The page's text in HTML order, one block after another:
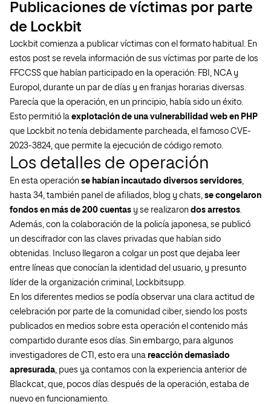
Publicaciones de víctimas por parte
de Lockbit
Lockbit comienza a publicar víctimas con el formato habitual. En
estos post se revela información de sus víctimas por parte de los
FFCCSS que habían participado en la operación: FBI, NCA y
Europol, durante un par de días y en franjas horarias diversas.
Parecía que la operación, en un principio, había sido un éxito.
Esto permitió la explotación de una vulnerabilidad web en PHP
que Lockbit no tenía debidamente parcheada, el famoso CVE-
2023-3824, que permite la ejecución de código remoto.
Los detalles de operación
En esta operación se habían incautado diversos servidores,
hasta 34, también panel de afiliados, blog y chats, se congelaron
fondos en más de 200 cuentas y se realizaron dos arrestos.
Además, con la colaboración de la policía japonesa, se publicó
un descifrador con las claves privadas que habían sido
obtenidas. Incluso llegaron a colgar un post que dejaba leer
entre líneas que conocían la identidad del usuario, y presunto
líder de la organización criminal, Lockbitsupp.
En los diferentes medios se podía observar una clara actitud de
celebración por parte de la comunidad ciber, siendo los posts
publicados en medios sobre esta operación el contenido más
compartido durante esos días. Sin embargo, para algunos
investigadores de CTI, esto era una reacción demasiado
apresurada, pues ya contamos con la experiencia anterior de
Blackcat, que, pocos días después de la operación, estaba de
nuevo en funcionamiento.